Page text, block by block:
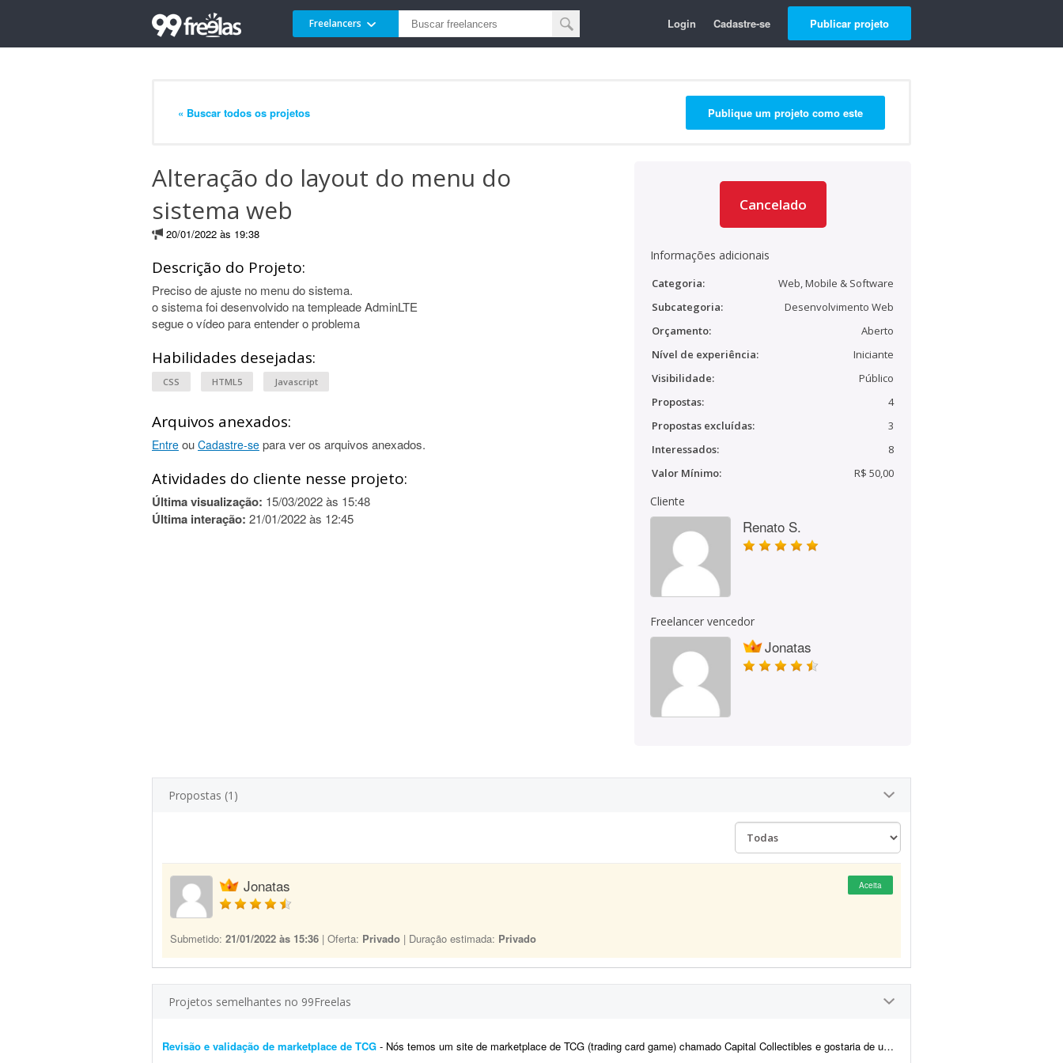
Freelancers Login Cadastre-se Publicar projeto
« Buscar todos os projetos Publique um projeto como este
Alteração do layout do menu do
sistema web
20/01/2022 às 19:38
Descrição do Projeto:
Preciso de ajuste no menu do sistema.
o sistema foi desenvolvido na templeade AdminLTE
segue o vídeo para entender o problema
Habilidades desejadas:
CSS HTML5 Javascript
Arquivos anexados:
Entre ou Cadastre-se para ver os arquivos anexados.
Atividades do cliente nesse projeto:
Última visualização: 15/03/2022 às 15:48
Última interação: 21/01/2022 às 12:45
Cancelado
Informações adicionais
Categoria:
Web, Mobile & Software
Subcategoria:
Desenvolvimento Web
Orçamento:
Aberto
Nível de experiência:
Iniciante
Visibilidade:
Público
Propostas:
4
Propostas excluídas:
3
Interessados:
8
Valor Mínimo:
R$ 50,00
Cliente
Renato S.
Freelancer vencedor
Jonatas
Propostas (1)
Jonatas Aceita
Submetido: 21/01/2022 às 15:36 | Oferta: Privado | Duração estimada: Privado
Projetos semelhantes no 99Freelas
Revisão e validação de marketplace de TCG - Nós temos um site de marketplace de TCG (trading card game) chamado Capital Collectibles e gostaria de um programador front-end e back-end para nos ajudar a revisar a estrutura e validar a p...